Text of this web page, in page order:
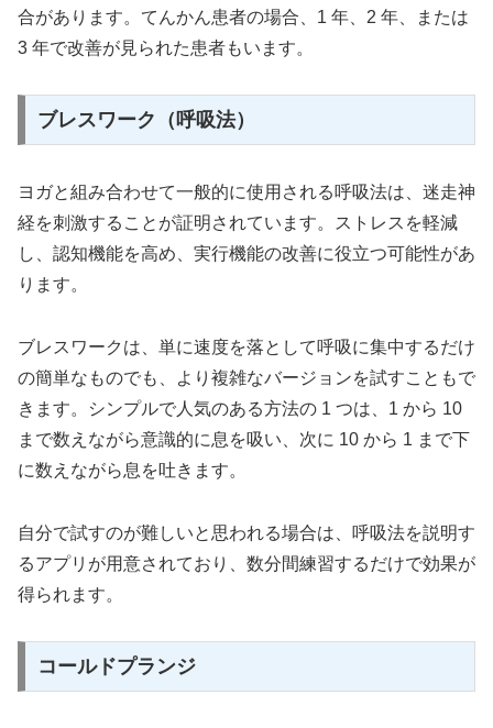
合があります。てんかん患者の場合、1 年、2 年、または
3 年で改善が見られた患者もいます。
ブレスワーク（呼吸法）
ヨガと組み合わせて一般的に使用される呼吸法は、迷走神
経を刺激することが証明されています。ストレスを軽減
し、認知機能を高め、実行機能の改善に役立つ可能性があ
ります。
ブレスワークは、単に速度を落として呼吸に集中するだけ
の簡単なものでも、より複雑なバージョンを試すこともで
きます。シンプルで人気のある方法の 1 つは、1 から 10
まで数えながら意識的に息を吸い、次に 10 から 1 まで下
に数えながら息を吐きます。
自分で試すのが難しいと思われる場合は、呼吸法を説明す
るアプリが用意されており、数分間練習するだけで効果が
得られます。
コールドプランジ